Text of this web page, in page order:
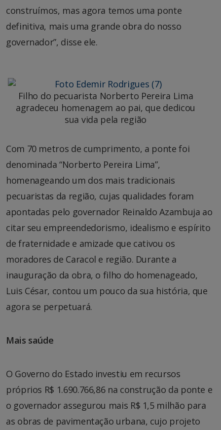
construímos, mas agora temos uma ponte
definitiva, mais uma grande obra do nosso
governador”, disse ele.
Filho do pecuarista Norberto Pereira Lima
agradeceu homenagem ao pai, que dedicou
sua vida pela região
Com 70 metros de cumprimento, a ponte foi
denominada “Norberto Pereira Lima”,
homenageando um dos mais tradicionais
pecuaristas da região, cujas qualidades foram
apontadas pelo governador Reinaldo Azambuja ao
citar seu empreendedorismo, idealismo e espírito
de fraternidade e amizade que cativou os
moradores de Caracol e região. Durante a
inauguração da obra, o filho do homenageado,
Luis César, contou um pouco da sua história, que
agora se perpetuará.
Mais saúde
O Governo do Estado investiu em recursos
próprios R$ 1.690.766,86 na construção da ponte e
o governador assegurou mais R$ 1,5 milhão para
as obras de pavimentação urbana, cujo projeto